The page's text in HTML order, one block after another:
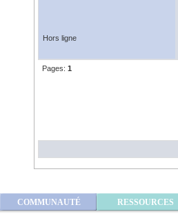
Hors ligne
Pages: 1
COMMUNAUTÉ RESSOURCES